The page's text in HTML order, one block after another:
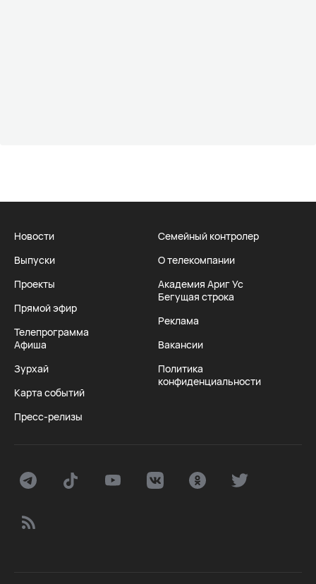
Новости
Выпуски
Проекты
Прямой эфир
Телепрограмма
Афиша
Зурхай
Карта событий
Пресс-релизы
Семейный контролер
О телекомпании
Академия Ариг Ус
Бегущая строка
Реклама
Вакансии
Политика
конфиденциальности